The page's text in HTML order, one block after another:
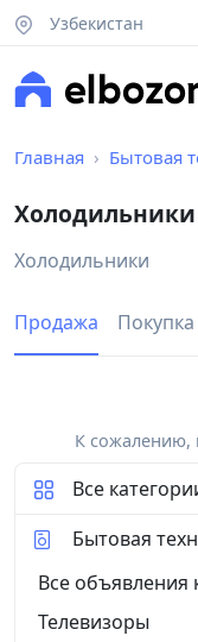
Узбекистан
Главная Бытовая
Холодильники
Продажа Покупка
К сожалению,
Все
Бытовая
Все объявления
Телевизоры